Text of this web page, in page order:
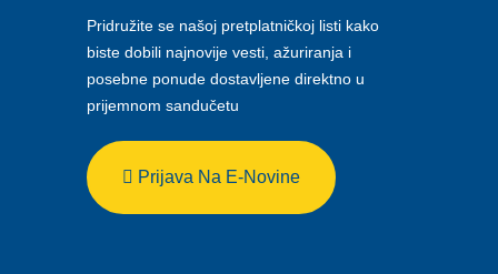
Pridružite se našoj pretplatničkoj listi kako
biste dobili najnovije vesti, ažuriranja i
posebne ponude dostavljene direktno u
prijemnom sandučetu
Prijava Na E-Novine